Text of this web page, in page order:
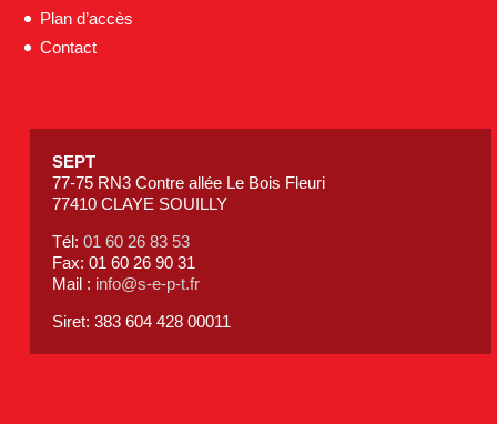
Plan d’accès
Contact
SEPT
77-75 RN3 Contre allée Le Bois Fleuri
77410 CLAYE SOUILLY
Tél:01 60 26 83 53
Fax: 01 60 26 90 31
Mail : info@s-e-p-t.fr
Siret: 383 604 428 00011